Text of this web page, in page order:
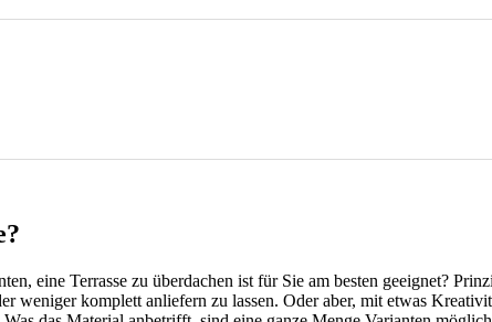
eine Terrasse zu überdachen ist für Sie am besten geeignet?
weniger komplett anliefern zu lassen. Oder aber, mit etwas